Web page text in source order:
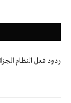
ردود فعل النظام